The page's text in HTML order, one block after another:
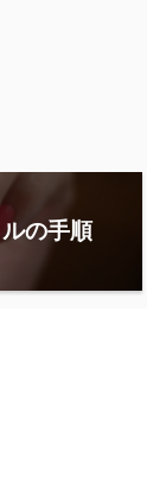
の手順